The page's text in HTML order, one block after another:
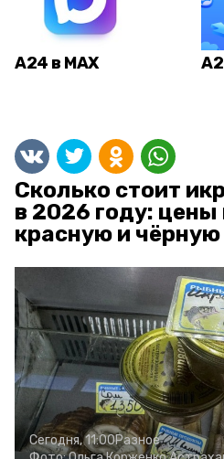
А24 в MAX
Сколько стоит
в 2026 году:
красную и чёрную
Сегодня, 11:00Разное